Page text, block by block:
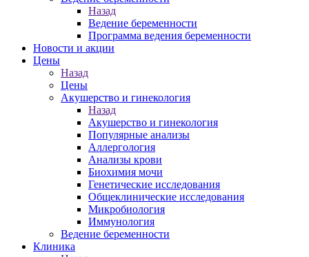
Назад
Ведение беременности
Программа ведения беременности
Новости и акции
Цены
Назад
Цены
Акушерство и гинекология
Назад
Акушерство и гинекология
Популярные анализы
Аллергология
Анализы крови
Биохимия мочи
Генетические исследования
Общеклинические исследования
Микробиология
Иммунология
Ведение беременности
Клиника